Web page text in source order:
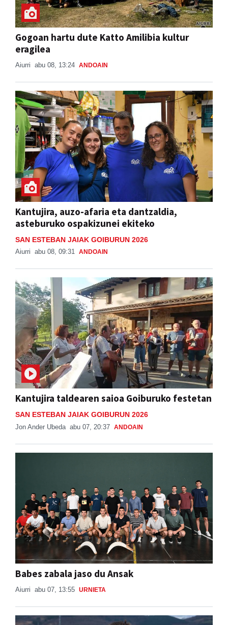
Gogoan hartu dute Katto Amilibia kultur
eragilea
Aiurri abu 08, 13:24 ANDOAIN
Kantujira, auzo-afaria eta dantzaldia,
asteburuko ospakizunei ekiteko
SAN ESTEBAN JAIAK GOIBURUN 2026
Aiurri abu 08, 09:31 ANDOAIN
Kantujira taldearen saioa Goiburuko festetan
SAN ESTEBAN JAIAK GOIBURUN 2026
Jon Ander Ubeda abu 07, 20:37 ANDOAIN
Babes zabala jaso du Ansak
Aiurri abu 07, 13:55 URNIETA